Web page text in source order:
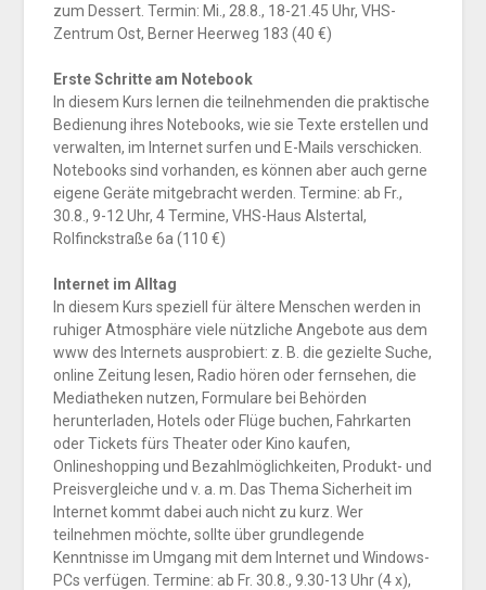
zum Dessert. Termin: Mi., 28.8., 18-21.45 Uhr, VHS-
Zentrum Ost, Berner Heerweg 183 (40 €)
Erste Schritte am Notebook
In diesem Kurs lernen die teilnehmenden die praktische
Bedienung ihres Notebooks, wie sie Texte erstellen und
verwalten, im Internet surfen und E-Mails verschicken.
Notebooks sind vorhanden, es können aber auch gerne
eigene Geräte mitgebracht werden. Termine: ab Fr.,
30.8., 9-12 Uhr, 4 Termine, VHS-Haus Alstertal,
Rolfinckstraße 6a (110 €)
Internet im Alltag
In diesem Kurs speziell für ältere Menschen werden in
ruhiger Atmosphäre viele nützliche Angebote aus dem
www des Internets ausprobiert: z. B. die gezielte Suche,
online Zeitung lesen, Radio hören oder fernsehen, die
Mediatheken nutzen, Formulare bei Behörden
herunterladen, Hotels oder Flüge buchen, Fahrkarten
oder Tickets fürs Theater oder Kino kaufen,
Onlineshopping und Bezahlmöglichkeiten, Produkt- und
Preisvergleiche und v. a. m. Das Thema Sicherheit im
Internet kommt dabei auch nicht zu kurz. Wer
teilnehmen möchte, sollte über grundlegende
Kenntnisse im Umgang mit dem Internet und Windows-
PCs verfügen. Termine: ab Fr. 30.8., 9.30-13 Uhr (4 x),